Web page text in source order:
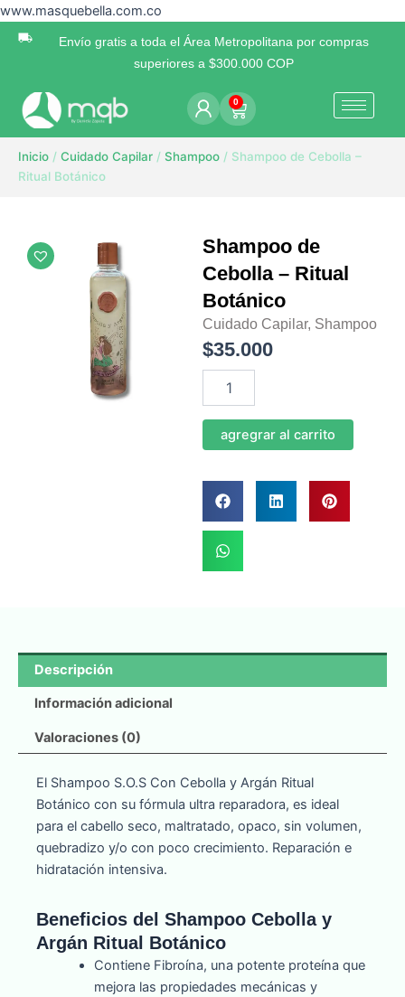
www.masquebella.com.co
Envío gratis a toda el Área Metropolitana por compras
superiores a $300.000 COP
0
Cart
Inicio / Cuidado Capilar / Shampoo / Shampoo de Cebolla –
Ritual Botánico
Shampoo de
Cebolla – Ritual
Botánico
Cuidado Capilar, Shampoo
$35.000
Ritual
cantidad
agregrar al carrito
Descripción
Información adicional
Valoraciones (0)
El Shampoo S.O.S Con Cebolla y Argán Ritual
Botánico con su fórmula ultra reparadora, es ideal
para el cabello seco, maltratado, opaco, sin volumen,
quebradizo y/o con poco crecimiento. Reparación e
hidratación intensiva.
Beneficios del Shampoo Cebolla y
Argán Ritual Botánico
Contiene Fibroína, una potente proteína que
mejora las propiedades mecánicas y